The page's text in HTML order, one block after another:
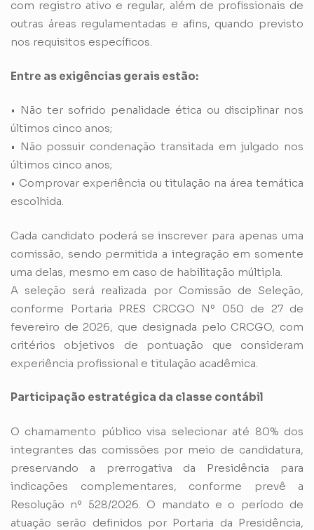
com registro ativo e regular, além de profissionais de
outras áreas regulamentadas e afins, quando previsto
nos requisitos específicos.
Entre as exigências gerais estão:
• Não ter sofrido penalidade ética ou disciplinar nos
últimos cinco anos;
• Não possuir condenação transitada em julgado nos
últimos cinco anos;
• Comprovar experiência ou titulação na área temática
escolhida.
Cada candidato poderá se inscrever para apenas uma
comissão, sendo permitida a integração em somente
uma delas, mesmo em caso de habilitação múltipla.
A seleção será realizada por Comissão de Seleção,
conforme Portaria PRES CRCGO Nº 050 de 27 de
fevereiro de 2026, que designada pelo CRCGO, com
critérios objetivos de pontuação que consideram
experiência profissional e titulação acadêmica.
Participação estratégica da classe contábil
O chamamento público visa selecionar até 80% dos
integrantes das comissões por meio de candidatura,
preservando a prerrogativa da Presidência para
indicações complementares, conforme prevê a
Resolução nº 528/2026. O mandato e o período de
atuação serão definidos por Portaria da Presidência,